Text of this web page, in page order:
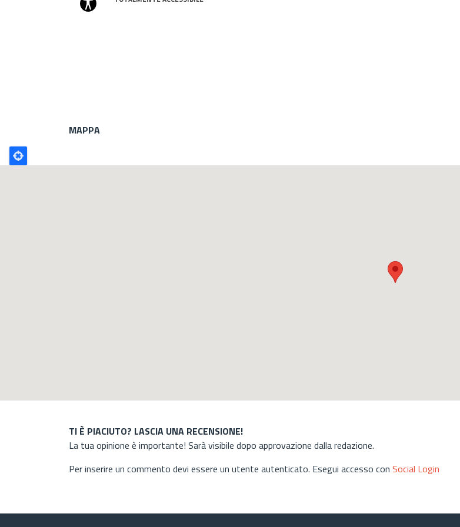
MAPPA
Poligono
GEO
TI È PIACIUTO? LASCIA UNA RECENSIONE!
La tua opinione è importante! Sarà visibile dopo approvazione dalla redazione.
Per inserire un commento devi essere un utente autenticato. Esegui accesso con Social Login